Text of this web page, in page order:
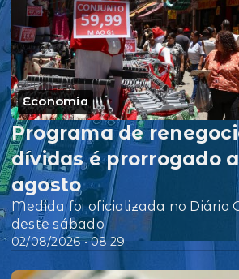
Economia
02/08/2026 • 08:29
Programa de
dívidas é prorrogado
agosto
Medida foi oficializada no Diário
deste sábado